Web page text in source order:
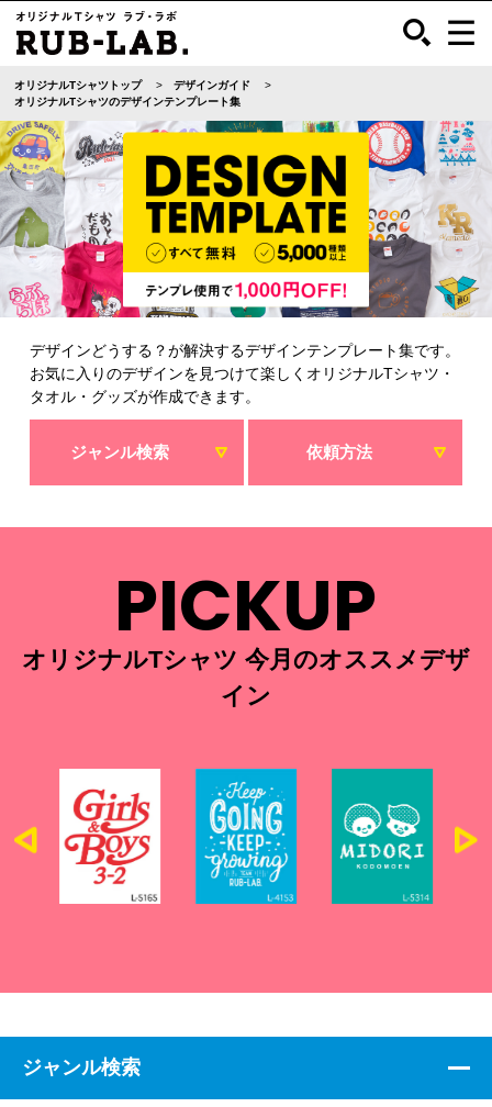
オリジナルTシャツトップ
デザインガイド
オリジナルTシャツのデザインテンプレート集
デザインどうする？が解決するデザインテンプレート集です。
お気に入りのデザインを見つけて楽しくオリジナルTシャツ・
タオル・グッズが作成できます。
ジャンル検索 依頼方法
PICKUP
オリジナルTシャツ 今月のオススメデザ
イン
ジャンル検索